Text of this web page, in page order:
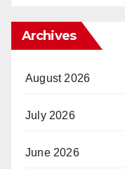
Archives
August 2026
July 2026
June 2026